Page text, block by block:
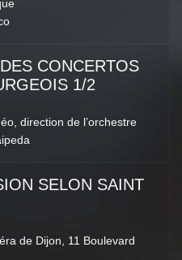
CONCERTOS
1/2
direction de l’orchestre
SELON SAINT
de Dijon, 11 Boulevard